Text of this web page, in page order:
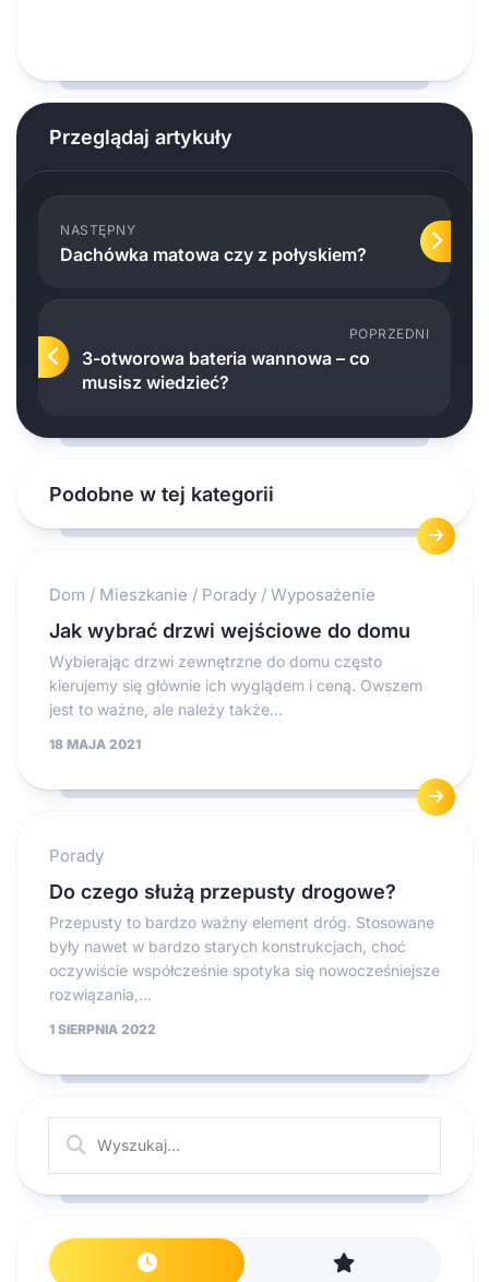
Przeglądaj artykuły
NASTĘPNY
Dachówka matowa czy z połyskiem?
POPRZEDNI
3-otworowa bateria wannowa – co
musisz wiedzieć?
Podobne w tej kategorii
Dom / Mieszkanie / Porady / Wyposażenie
Jak wybrać drzwi wejściowe do domu
Wybierając drzwi zewnętrzne do domu często
kierujemy się głównie ich wyglądem i ceną. Owszem
jest to ważne, ale należy także...
18 MAJA 2021
Porady
Do czego służą przepusty drogowe?
Przepusty to bardzo ważny element dróg. Stosowane
były nawet w bardzo starych konstrukcjach, choć
oczywiście współcześnie spotyka się nowocześniejsze
rozwiązania,...
1 SIERPNIA 2022